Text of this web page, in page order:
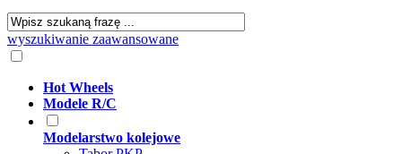
wyszukiwanie zaawansowane
Hot Wheels
Modele R/C
Modelarstwo kolejowe